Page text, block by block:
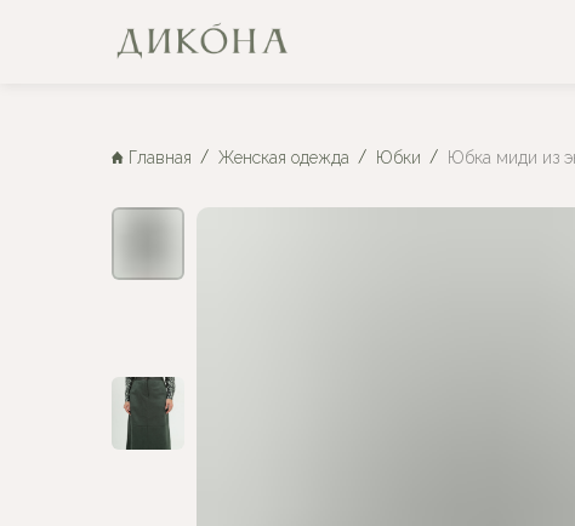
Главная Женская одежда Юбки